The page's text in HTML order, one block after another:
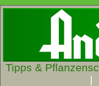
Tipps &
|